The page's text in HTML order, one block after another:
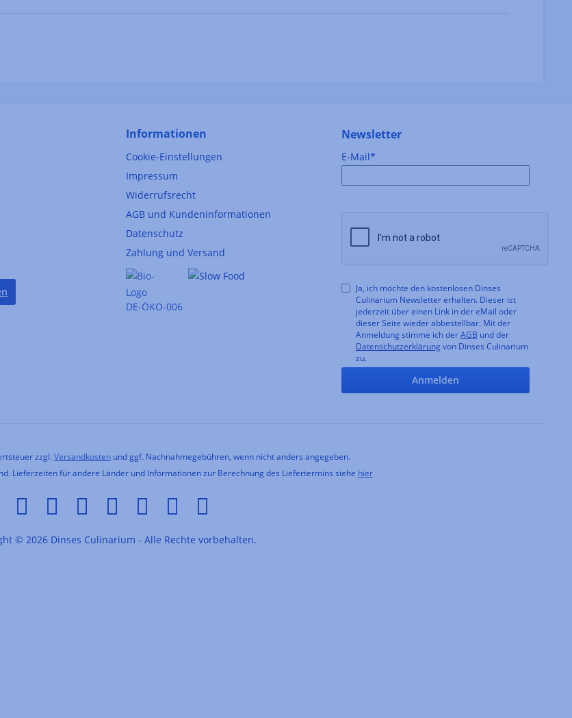
Informationen
Cookie-Einstellungen
Impressum
Widerrufsrecht
AGB und Kundeninformationen
Datenschutz
Zahlung und Versand
DE-ÖKO-006
Newsletter
E-Mail*
Ja, ich möchte den kostenlosen Dinses
Culinarium Newsletter erhalten. Dieser ist
jederzeit über einen Link in der eMail oder
dieser Seite wieder abbestellbar. Mit der
Anmeldung stimme ich derAGB und der
Datenschutzerklärung von Dinses Culinarium
zu.
Anmelden
zzgl. Versandkostenund ggf. Nachnahmegebühren, wenn nicht anders angegeben.
Lieferzeiten für andere Länder und Informationen zur Berechnung des Liefertermins siehe hier
© 2026 Dinses Culinarium - Alle Rechte vorbehalten.